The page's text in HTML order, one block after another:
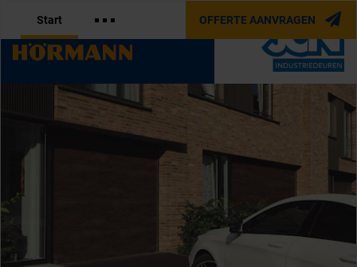
Start OFFERTE AANVRAGEN
OFFICIËLE PARTNER VAN